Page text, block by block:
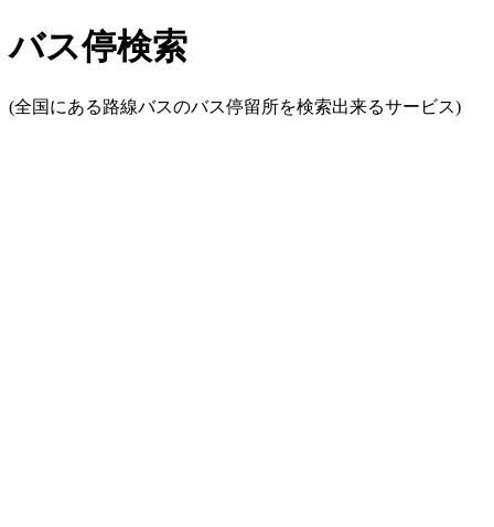
バス停検索
(全国にある路線バスのバス停留所を検索出来るサービス)